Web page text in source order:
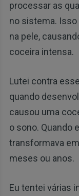
processar as
no sistema.
na pele,
coceira intensa.
Lutei contra
quando
causou uma
o sono. Quando
transformava
meses ou anos.
Eu tentei várias